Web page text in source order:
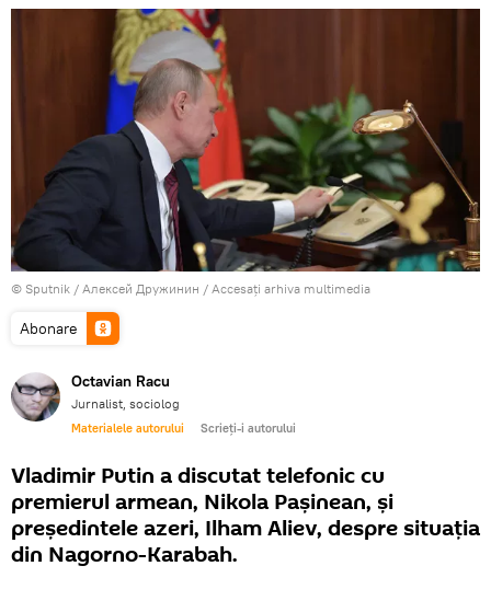
© Sputnik / Алексей Дружинин / Accesați arhiva multimedia
Abonare
Octavian Racu
Jurnalist, sociolog
Materialele autorului Scrieți-i autorului
Vladimir Putin a discutat telefonic cu
premierul armean, Nikola Pașinean, și
președintele azeri, Ilham Aliev, despre situația
din Nagorno-Karabah.